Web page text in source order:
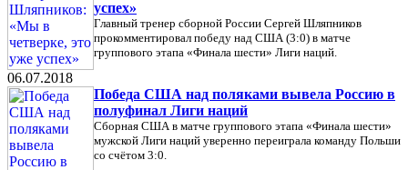
успех»
Главный тренер сборной России Сергей Шляпников
прокомментировал победу над США (3:0) в матче
группового этапа «Финала шести» Лиги наций.
06.07.2018
Победа США над поляками вывела Россию в
полуфинал Лиги наций
Сборная США в матче группового этапа «Финала шести»
мужской Лиги наций уверенно переиграла команду Польши
со счётом 3:0.